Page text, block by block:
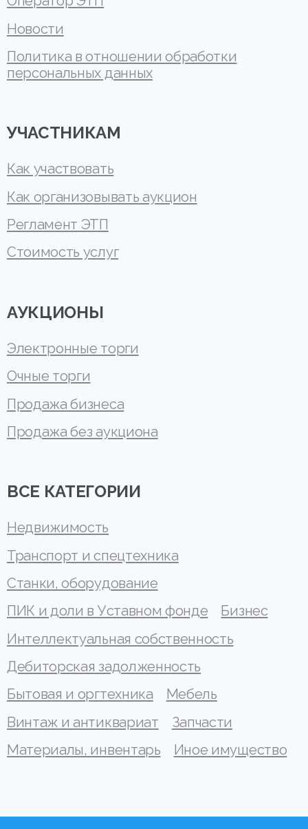
Новости
Политика в отношении обработки
персональных данных
УЧАСТНИКАМ
Как участвовать
Как организовывать аукцион
Регламент ЭТП
Стоимость услуг
АУКЦИОНЫ
Электронные торги
Очные торги
Продажа бизнеса
Продажа без аукциона
ВСЕ КАТЕГОРИИ
Недвижимость
Транспорт и спецтехника
Станки, оборудование
ПИК и доли в Уставном фонде
Бизнес
Интеллектуальная собственность
Дебиторская задолженность
Бытовая и оргтехника
Мебель
Винтаж и антиквариат
Запчасти
Материалы, инвентарь
Иное имущество